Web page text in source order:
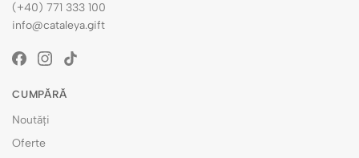
(+40) 771 333 100
info@cataleya.gift
CUMPĂRĂ
Noutăți
Oferte